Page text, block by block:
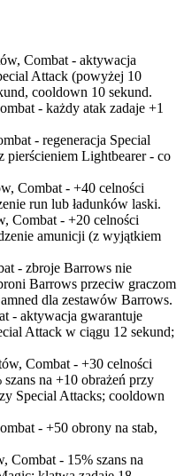
Combat - aktywacja
Attack (powyżej 10
cooldown 10 sekund.
- każdy atak zadaje +1
- regeneracja Special
pierścieniem Lightbearer - co
Combat - +40 celności
run lub ładunków laski.
Combat - +20 celności
amunicji (z wyjątkiem
- zbroje Barrows nie
Barrows przeciw graczom
dla zestawów Barrows.
- aktywacja gwarantuje
Attack w ciągu 12 sekund;
Combat - +30 celności
szans na +10 obrażeń przy
Special Attacks; cooldown
- +50 obrony na stab,
Combat - 15% szans na